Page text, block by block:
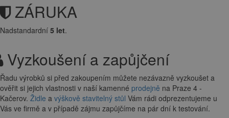
ZÁRUKA
Nadstandardní 5 let.
Vyzkoušení a zapůjčení
Řadu výrobků si před zakoupením můžete nezávazně vyzkoušet a
ověřit si jejich vlastnosti v naší kamenné prodejně na Praze 4 -
Kačerov. Židle a výškově stavitelný stůl Vám rádi odprezentujeme u
Vás ve firmě a v případě zájmu zapůjčíme na pár dní k testování.